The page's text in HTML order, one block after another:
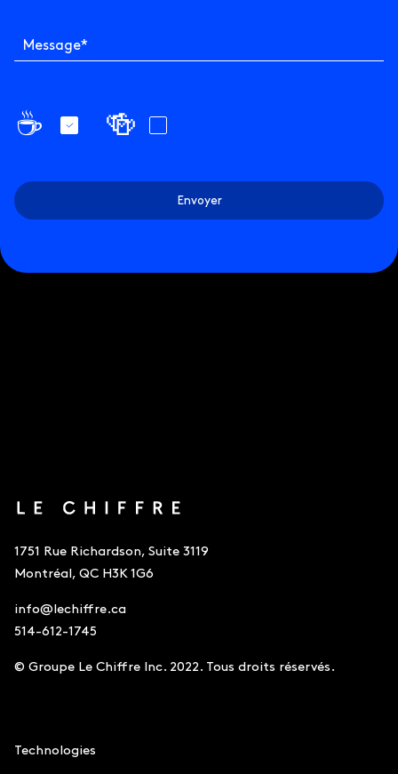
Message*
☕️ 🍻
Envoyer
1751 Rue Richardson, Suite 3119
Montréal, QC H3K 1G6
info@lechiffre.ca
514-612-1745
© Groupe Le Chiffre Inc. 2022. Tous droits réservés.
Technologies